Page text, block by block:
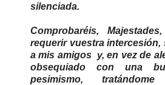
silenciada.
Comprobaréis,
requerir vuestra intercesión,
a mis amigos y, en vez de
obsequiado con una
pesimismo,